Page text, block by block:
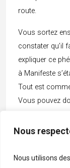
Nous
Nous utilisons
route.
Vous sortez
constater qu’il
expliquer ce
à Manifeste
Tout est
Vous pouvez
longtemps.